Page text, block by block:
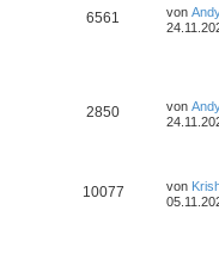
6561 von
2850 von
10077 von